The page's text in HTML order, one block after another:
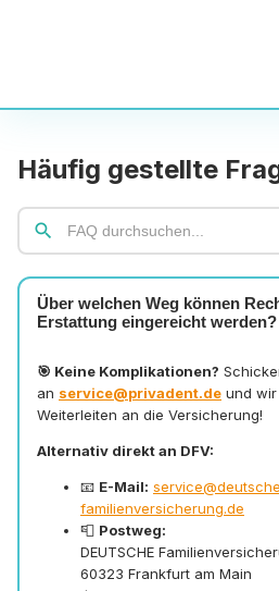
Häufig gestellte
search
Über welchen Weg können
Erstattung eingereicht werden?
🎯 Keine Komplikationen?
an service@privadent.de und wir
Weiterleiten an die Versicherung!
Alternativ direkt an DFV:
📧 E-Mail:
familienversicherung.de
📮 Postweg:
DEUTSCHE
60323 Frankfurt am Main